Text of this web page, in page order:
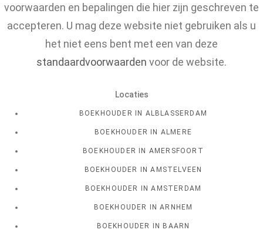
voorwaarden en bepalingen die hier zijn geschreven te
accepteren. U mag deze website niet gebruiken als u
het niet eens bent met een van deze
standaardvoorwaarden voor de website.
Locaties
BOEKHOUDER IN ALBLASSERDAM
BOEKHOUDER IN ALMERE
BOEKHOUDER IN AMERSFOORT
BOEKHOUDER IN AMSTELVEEN
BOEKHOUDER IN AMSTERDAM
BOEKHOUDER IN ARNHEM
BOEKHOUDER IN BAARN